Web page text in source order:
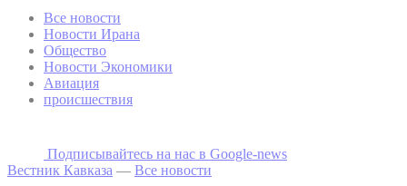
Все новости
Новости Ирана
Общество
Новости Экономики
Авиация
происшествия
Подписывайтесь на наc в Google-news
Вестник Кавказа — Все новости